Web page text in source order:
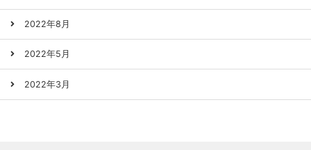
2022年8月
2022年5月
2022年3月